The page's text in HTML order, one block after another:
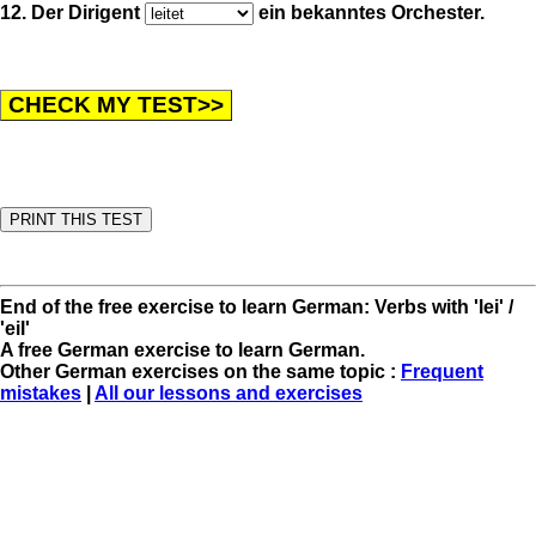
12. Der Dirigent ein bekanntes Orchester.
End of the free exercise to learn German: Verbs with 'lei' /
'eil'
A free German exercise to learn German.
Other German exercises on the same topic : Frequent
mistakes
All our lessons and exercises